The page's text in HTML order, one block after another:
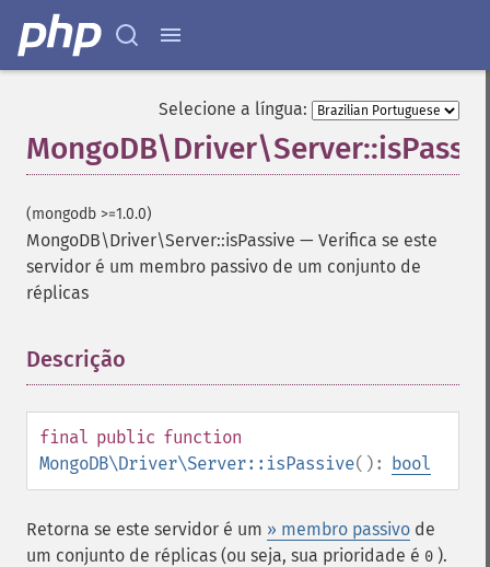
Selecione a língua:
(mongodb >=1.0.0)
MongoDB\Driver\Server::isPassive — Verifica se este
servidor é um membro passivo de um conjunto de
réplicas
Descrição
final public function
MongoDB\Driver\Server::isPassive(): bool
Retorna se este servidor é um » membro passivo de
um conjunto de réplicas (ou seja, sua prioridade é 0 ).